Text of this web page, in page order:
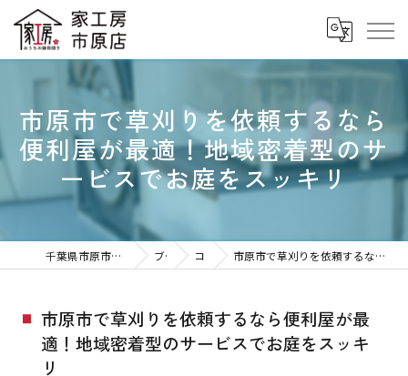
市原市で草刈りを依頼するなら
便利屋が最適！地域密着型のサ
ービスでお庭をスッキリ
千葉県市原市の便利屋なら家工房 市原八幡店 ブログ コラム 市原市で草刈りを依頼するなら便利屋が最適！地域密着型のサービスでお庭をスッキリ
市原市で草刈りを依頼するなら便利屋が最
適！地域密着型のサービスでお庭をスッキ
リ